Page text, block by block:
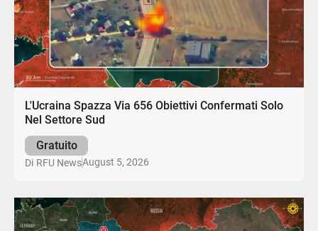
L'Ucraina Spazza Via 656 Obiettivi Confermati Solo
Nel Settore Sud
Gratuito
Di RFU NewsAugust 5, 2026